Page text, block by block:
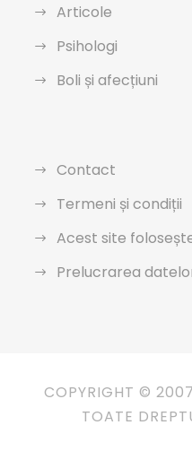
Articole
Psihologi
Boli și afecțiuni
Contact
Termeni și condiții
Acest site
Prelucrarea
COPYRIGHT ©
TOATE